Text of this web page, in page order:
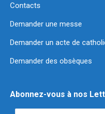
Contacts
Demander une messe
Demander un acte de
Demander des obsèques
Abonnez-vous à nos